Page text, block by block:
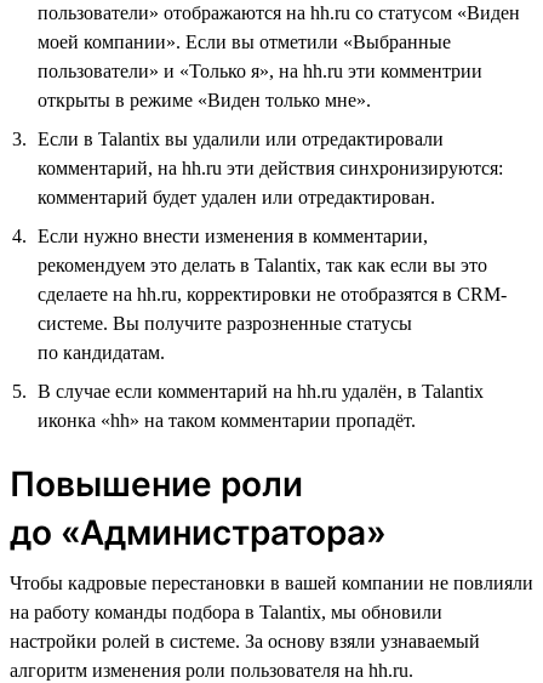
пользователи» отображаются на hh.ru со статусом «Виден
моей компании». Если вы отметили «Выбранные
пользователи» и «Только я», на hh.ru эти комментрии
открыты в режиме «Виден только мне».
Если в Talantix вы удалили или отредактировали
комментарий, на hh.ru эти действия синхронизируются:
комментарий будет удален или отредактирован.
Если нужно внести изменения в комментарии,
рекомендуем это делать в Talantix, так как если вы это
сделаете на hh.ru, корректировки не отобразятся в CRM-
системе. Вы получите разрозненные статусы
по кандидатам.
В случае если комментарий на hh.ru удалён, в Talantix
иконка «hh» на таком комментарии пропадёт.
Повышение роли
до «Администратора»
Чтобы кадровые перестановки в вашей компании не повлияли
на работу команды подбора в Talantix, мы обновили
настройки ролей в системе. За основу взяли узнаваемый
алгоритм изменения роли пользователя на hh.ru.